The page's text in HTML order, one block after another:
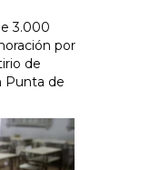
3.000
por
de
Punta de